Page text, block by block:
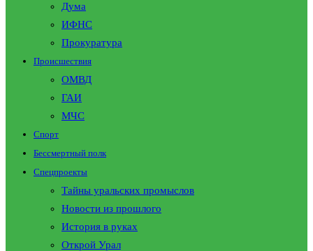
Дума
ИФНС
Прокуратура
Происшествия
ОМВД
ГАИ
МЧС
Спорт
Бессмертный полк
Спецпроекты
Тайны уральских промыслов
Новости из прошлого
История в руках
Открой Урал